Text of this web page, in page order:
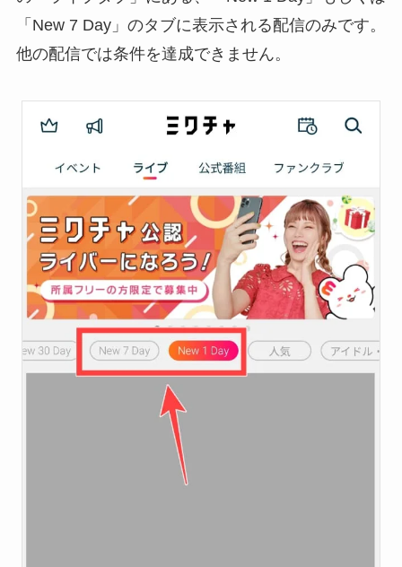
「New 7 Day」のタブに表示される配信のみです。
他の配信では条件を達成できません。